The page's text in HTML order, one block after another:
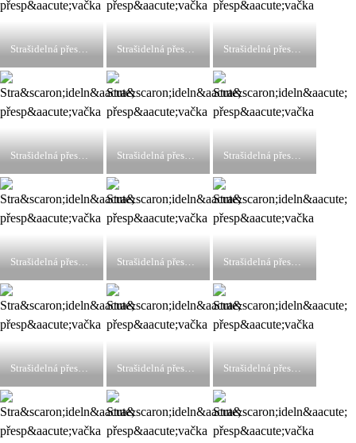
Strašidelná přespávačka Strašidelná přespávačka Strašidelná přespávačka
Strašidelná přespávačka Strašidelná přespávačka Strašidelná přespávačka
Strašidelná přespávačka Strašidelná přespávačka Strašidelná přespávačka
Strašidelná přespávačka Strašidelná přespávačka Strašidelná přespávačka